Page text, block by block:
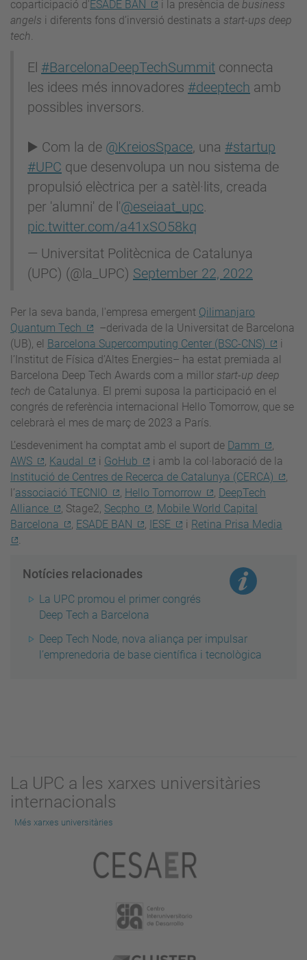
coparticipació d'ESADE BAN i la presència de business
angels i diferents fons d’inversió destinats a start-ups deep
tech.
El #BarcelonaDeepTechSummit connecta
les idees més innovadores #deeptech amb
possibles inversors.
▶️ Com la de @KreiosSpace, una #startup
#UPC que desenvolupa un nou sistema de
propulsió elèctrica per a satèl·lits, creada
per 'alumni' de l'@eseiaat_upc.
pic.twitter.com/a41xSO58kq
— Universitat Politècnica de Catalunya
(UPC) (@la_UPC) September 22, 2022
Per la seva banda, l'empresa emergent Qilimanjaro
Quantum Tech
–derivada de la Universitat de Barcelona
(UB), el Barcelona Supercomputing Center (BSC-CNS)
i
l’Institut de Física d’Altes Energies– ha estat premiada al
Barcelona Deep Tech Awards com a millor start-up deep
tech de Catalunya. El premi suposa la participació en el
congrés de referència internacional Hello Tomorrow, que se
celebrarà el mes de març de 2023 a París.
L’esdeveniment ha comptat amb el suport de Damm
,
AWS
, Kaudal i GoHub
i amb la col·laboració de la
Institució de Centres de Recerca de Catalunya (CERCA)
,
l’associació TECNIO , Hello Tomorrow , DeepTech
Alliance
, Stage2, Secpho , Mobile World Capital
Barcelona
, ESADE BAN , IESE i Retina Prisa Media
.
Notícies relacionades
La UPC promou el primer congrés
Deep Tech a Barcelona
Deep Tech Node, nova aliança per impulsar
l’emprenedoria de base científica i tecnològica
La UPC a les xarxes universitàries
internacionals
Més xarxes universitàries